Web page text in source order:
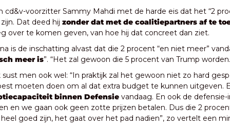
cd&v-voorzitter Sammy Mahdi met de harde eis dat het “2
Dat deed hij zonder dat met de coalitiepartners af te
over te komen geven, van hoe hij dat concreet dan ziet.
is de inschatting alvast dat die 2 procent “en niet meer”
meer is”. “Het zal gewoon die 5 procent van Trump
men ook wel: “In praktijk zal het gewoon niet zo hard
binnen Defensie vandaag. En ook de
en we gaan ook geen zotte prijzen betalen. Dus die 2
goed zijn, het gaat over het pad nadien”, zo vertelt een